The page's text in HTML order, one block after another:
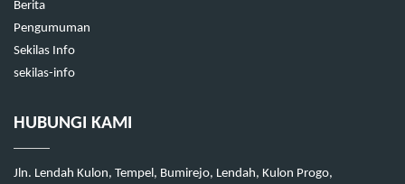
Berita
Pengumuman
Sekilas Info
sekilas-info
HUBUNGI KAMI
Jln. Lendah Kulon, Tempel, Bumirejo, Lendah, Kulon Progo,